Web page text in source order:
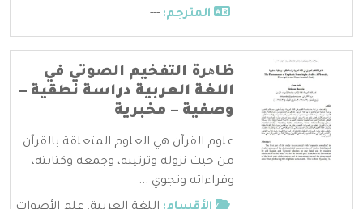
المترجم: ---
ظاھرة التفخيم الصوتي في
اللغة العربية دراسة نطقية –
وصفية – مخبرية
علوم القرآن هي العلوم المتعلقة بالقرآن
من حيث نزوله وترتيبه، وجمعه وكتابته،
وقراءاته وتجوي ...